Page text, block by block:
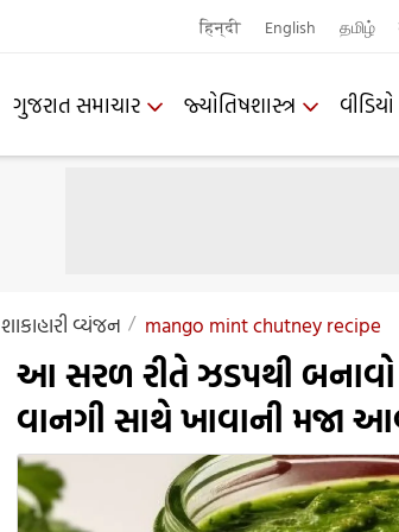
हिन्दी English தமிழ்
ગુજરાત સમાચાર જ્યોતિષશાસ્ત્ર વીડિયો
શાકાહારી વ્યંજન mango mint chutney recipe
આ સરળ રીતે ઝડપથી બનાવો
વાનગી સાથે ખાવાની મજા